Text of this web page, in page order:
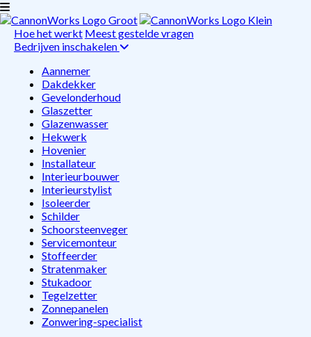
Hoe het werkt Meest gestelde vragen
Bedrijven inschakelen
Aannemer
Dakdekker
Gevelonderhoud
Glaszetter
Glazenwasser
Hekwerk
Hovenier
Installateur
Interieurbouwer
Interieurstylist
Isoleerder
Schilder
Schoorsteenveger
Servicemonteur
Stoffeerder
Stratenmaker
Stukadoor
Tegelzetter
Zonnepanelen
Zonwering-specialist